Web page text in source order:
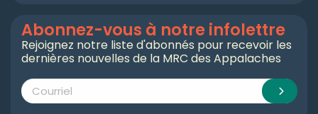
Abonnez-vous à notre infolettre
Rejoignez notre liste d'abonnés pour recevoir les
dernières nouvelles de la MRC des Appalaches